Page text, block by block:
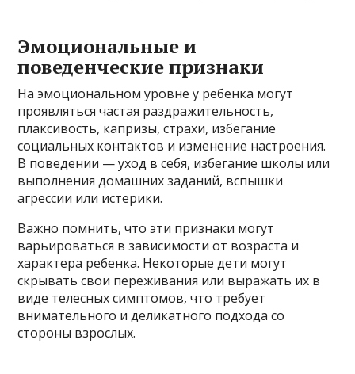
Эмоциональные и
поведенческие признаки
На эмоциональном уровне у ребенка могут
проявляться частая раздражительность,
плаксивость, капризы, страхи, избегание
социальных контактов и изменение настроения.
В поведении — уход в себя, избегание школы или
выполнения домашних заданий, вспышки
агрессии или истерики.
Важно помнить, что эти признаки могут
варьироваться в зависимости от возраста и
характера ребенка. Некоторые дети могут
скрывать свои переживания или выражать их в
виде телесных симптомов, что требует
внимательного и деликатного подхода со
стороны взрослых.